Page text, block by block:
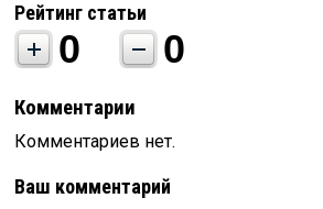
Рейтинг статьи
0 0
Комментарии
Комментариев нет.
Ваш комментарий